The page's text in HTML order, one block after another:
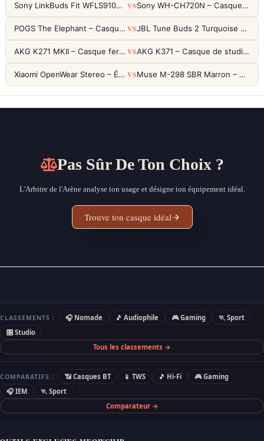
Sony LinkBuds Fit WFLS910NW Blanc – Écouteurs Sport Ailes ANC VS Sony WH-CH720N – Casque ANC 35h, Ultra-léger (192g) avec Processeur V1
POGS The Elephant – Casque Filaire Enfants 85dB POGS-Safe™ (Éco-Responsable) VS JBL Tune Buds 2 Turquoise – Écouteurs True Wireless avec ANC et autonomie 48h
AKG K271 MKII – Casque fermé studio fiable pour une écoute neutre VS AKG K371 – Casque de studio fermé 50mm titane, réponse 5Hz-50kHz
Xiaomi OpenWear Stereo – Écouteurs Open-Ear Hi-Res avec réduction de fuite sonore VS Muse M-298 SBR Marron – Casque Bluetooth ANC avec 66h d'autonomie
Pas Sûr De Ton Choix ?
L'Arbitre de l'Arène analyse ton usage et désigne ton équipement idéal.
Trouve ton casque idéal
CLASSEMENTS : 🎧 Nomade 🎵 Audiophile 🎮 Gaming
🏃 Sport
🎛 Studio
Tous les classements →
COMPARATIFS : 📶 Casques BT 📱 TWS 🎵 Hi-Fi
🎮 Gaming
🎧 IEM
🏃 Sport
Comparateur →